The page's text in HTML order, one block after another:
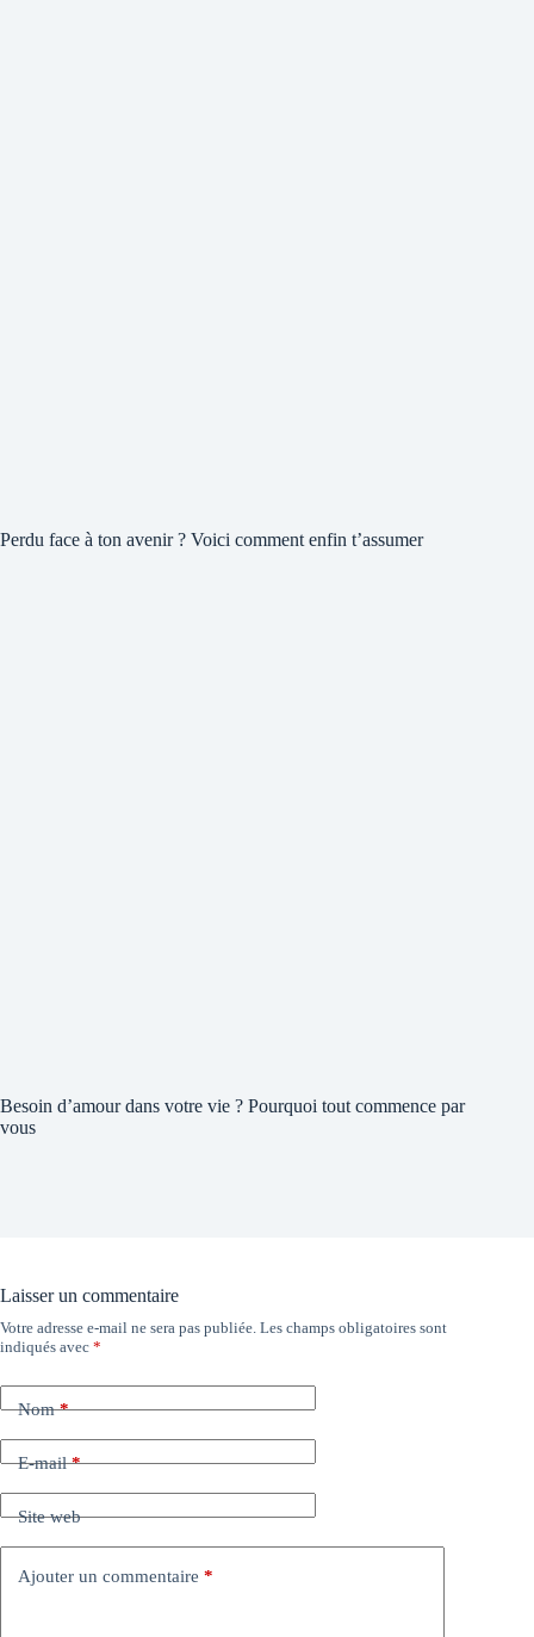
Perdu face à ton avenir ? Voici comment enfin t’assumer
Besoin d’amour dans votre vie ? Pourquoi tout commence par
vous
Laisser un commentaire
Votre adresse e-mail ne sera pas publiée. Les champs obligatoires sont
indiqués avec *
Nom*
E-mail*
Site web
Ajouter un commentaire *